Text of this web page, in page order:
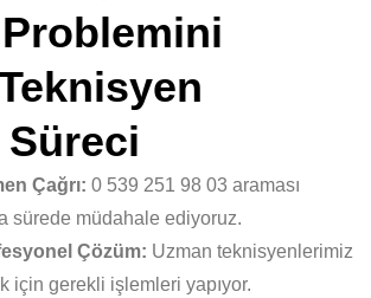
Çağrı: 0 539 251 98 03 araması
sürede müdahale ediyoruz.
Çözüm: Uzman teknisyenlerimiz
için gerekli işlemleri yapıyor.